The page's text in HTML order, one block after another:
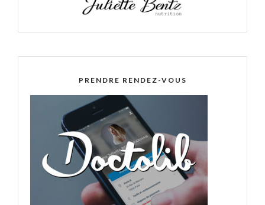
PRENDRE RENDEZ-VOUS